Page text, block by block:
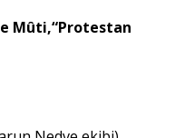
Mûti,“Protestan